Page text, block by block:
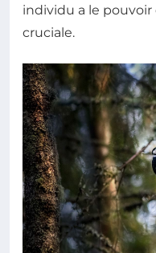
individu a le
cruciale.